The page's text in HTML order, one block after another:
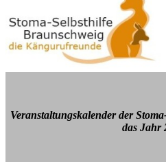
Veranstaltungskalender der
das Jahr